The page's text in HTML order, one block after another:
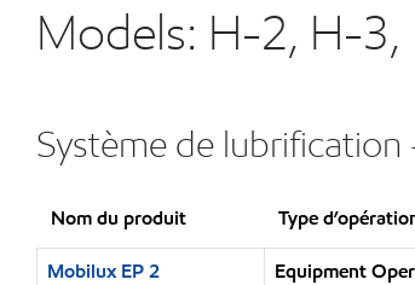
Models: H-2, H-
Système de lubrification
Nom du produit Type
Mobilux EP 2 Equipment